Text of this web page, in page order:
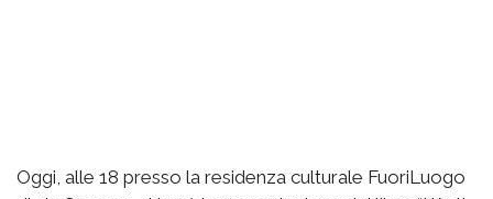
Oggi, alle 18 presso la residenza culturale FuoriLuogo